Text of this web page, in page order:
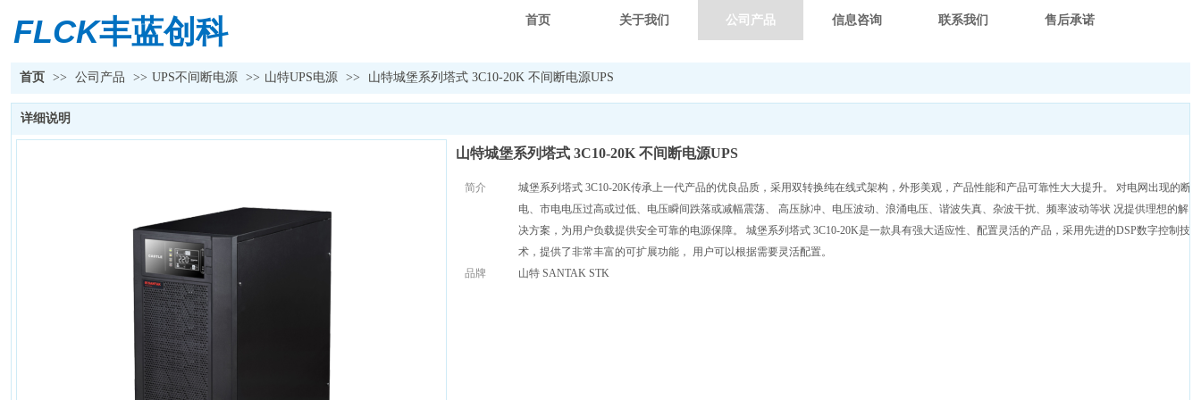
FLCK丰蓝创科 首页 关于我们 公司产品 信息咨询 联系我们 售后承诺
首页 >> 公司产品 >> UPS不间断电源 >> 山特UPS电源 >> 山特城堡系列塔式 3C10-20K 不间断电源UPS
详细说明
山特城堡系列塔式 3C10-20K 不间断电源UPS
简介
城堡系列塔式 3C10-20K传承上一代产品的优良品质，采用双转换纯在线式架构，外形美观，产品性能和产品可靠性大大提升。 对电网出现的断
电、市电电压过高或过低、电压瞬间跌落或减幅震荡、 高压脉冲、电压波动、浪涌电压、谐波失真、杂波干扰、频率波动等状 况提供理想的解
决方案，为用户负载提供安全可靠的电源保障。 城堡系列塔式 3C10-20K是一款具有强大适应性、配置灵活的产品，采用先进的DSP数字控制技
术，提供了非常丰富的可扩展功能， 用户可以根据需要灵活配置。
品牌
山特 SANTAK STK